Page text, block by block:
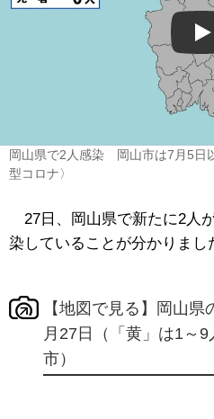
岡山県で2人感染 岡山市は7月5日
型コロナ〉
27日、岡山県で新たに2人
染していることが分かりまし
【地図で見る】岡山
月27日（「黄」は1～
市）